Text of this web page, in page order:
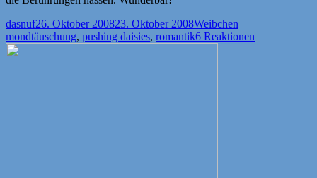
Autor
dasnufVeröffentlicht
am
26. Oktober 200823. Oktober 2008Kategorien
Weibchen
mondtäuschung, pushing daisies, romantik6 Reaktionen